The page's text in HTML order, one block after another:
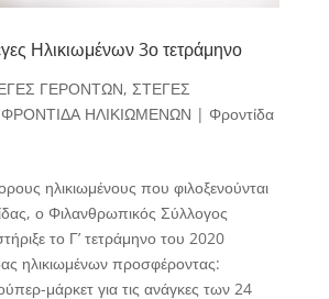
Ηλικιωμένων 3ο τετράμηνο
ΓΕΡΟΝΤΩΝ, ΣΤΕΓΕΣ
ΦΡΟΝΤΙΔΑ ΗΛΙΚΙΩΜΕΝΩΝ | Φροντίδα
ηλικιωμένους που φιλοξενούνται
ο Φιλανθρωπικός Σύλλογος
το Γ’ τετράμηνο του 2020
ηλικιωμένων προσφέροντας:
μάρκετ για τις ανάγκες των 24